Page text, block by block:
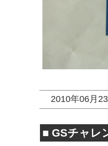
2010年06月23
■ GSチャレ